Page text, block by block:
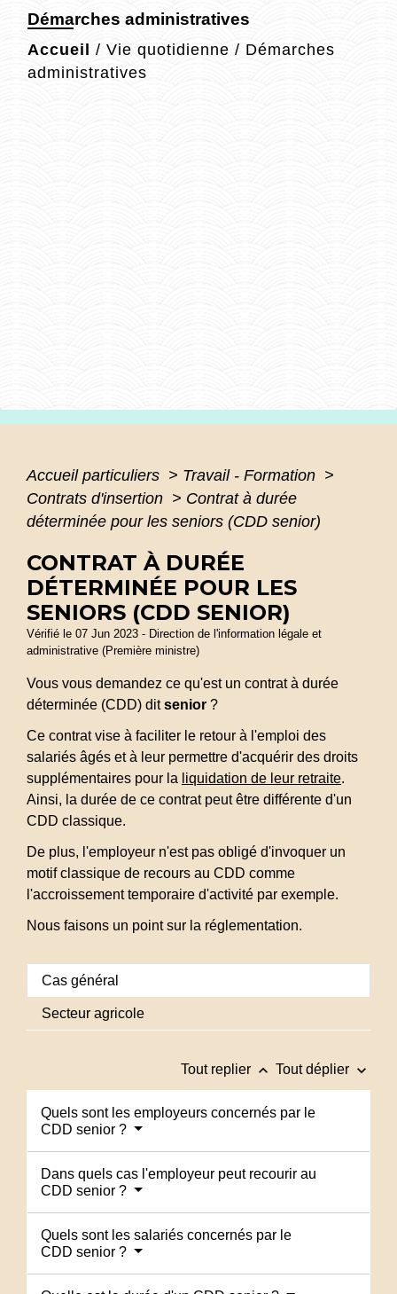
Démarches administratives
Accueil / Vie quotidienne / Démarches
administratives
Accueil particuliers > Travail - Formation >
Contrats d'insertion > Contrat à durée
déterminée pour les seniors (CDD senior)
CONTRAT À DURÉE
DÉTERMINÉE POUR LES
SENIORS (CDD SENIOR)
Vérifié le 07 Jun 2023 - Direction de l'information légale et
administrative (Première ministre)
Vous vous demandez ce qu'est un contrat à durée
déterminée (CDD) ditsenior ?
Ce contrat vise à faciliter le retour à l'emploi des
salariés âgés et à leur permettre d'acquérir des droits
supplémentaires pour la liquidation de leur retraite.
Ainsi, la durée de ce contrat peut être différente d'un
CDD classique.
De plus, l'employeur n'est pas obligé d'invoquer un
motif classique de recours au CDD comme
l'accroissement temporaire d'activité par exemple.
Nous faisons un point sur la réglementation.
Cas général
Secteur agricole
Tout replier keyboard_arrow_up Tout déplier keyboard_arrow_down
Quels sont les employeurs concernés par le
CDD senior ?
Dans quels cas l'employeur peut recourir au
CDD senior ?
Quels sont les salariés concernés par le
CDD senior ?